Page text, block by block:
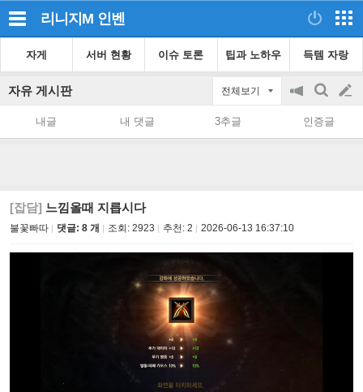
리니지M 인벤
자게 서버 현황 이슈 토론 팁과 노하우 득템 자랑
자유 게시판 전체보기
공
on/off
검
색
글
쓰
내글 내 댓글 3추글 인증글
[잡담] 느낌올때 지릅시다
불꽃빠따 댓글: 8 개 조회: 2923 추천: 2 2026-06-13 16:37:10